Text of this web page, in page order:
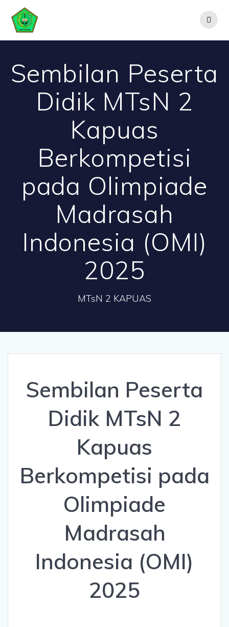
Sembilan Peserta
Didik MTsN 2
Kapuas
Berkompetisi
pada Olimpiade
Madrasah
Indonesia (OMI)
2025
MTsN 2 KAPUAS
Sembilan Peserta
Didik MTsN 2
Kapuas
Berkompetisi pada
Olimpiade
Madrasah
Indonesia (OMI)
2025